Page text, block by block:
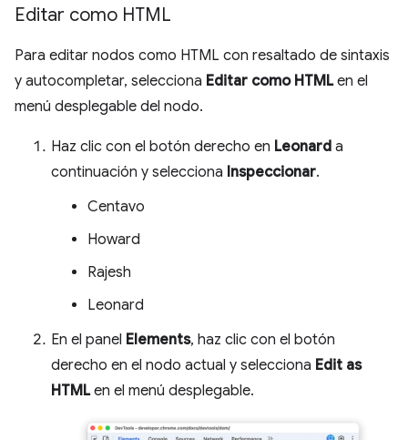
Editar como HTML
Para editar nodos como HTML con resaltado de sintaxis
y autocompletar, selecciona Editar como HTMLen el
menú desplegable del nodo.
Haz clic con el botón derecho en Leonard a
continuación y selecciona Inspeccionar.
Centavo
Howard
Rajesh
Leonard
En el panel Elements, haz clic con el botón
derecho en el nodo actual y selecciona Edit as
HTMLen el menú desplegable.